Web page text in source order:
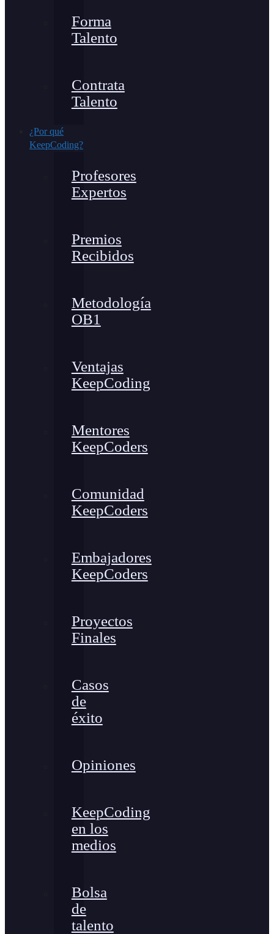
Forma
Talento
Contrata
Talento
¿Por qué
KeepCoding?
Profesores
Expertos
Premios
Recibidos
Metodología
OB1
Ventajas
KeepCoding
Mentores
KeepCoders
Comunidad
KeepCoders
Embajadores
KeepCoders
Proyectos
Finales
Casos
de
éxito
Opiniones
KeepCoding
en los
medios
Bolsa
de
talento